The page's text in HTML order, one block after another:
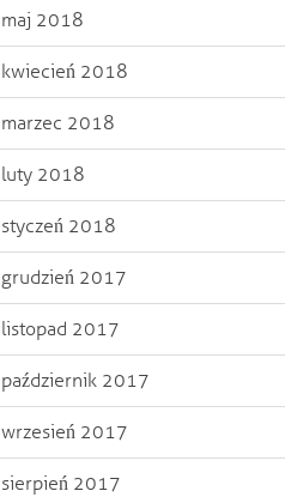
maj 2018
kwiecień 2018
marzec 2018
luty 2018
styczeń 2018
grudzień 2017
listopad 2017
październik 2017
wrzesień 2017
sierpień 2017